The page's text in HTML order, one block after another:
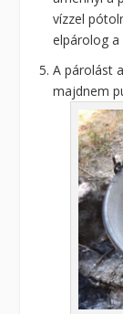
vízzel
elpárolog a
A párolást
majdnem